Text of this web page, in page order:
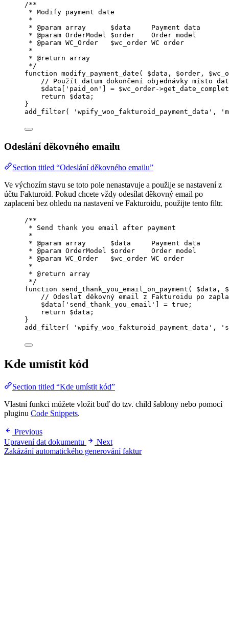
/**
* Modify payment date
*
* @param array
      $data     Payment data
* @param OrderModel $order    Order model
* @param WC_Order
   $wc_order WC order
*
* @return
array
*/
function modify_payment_date ( $data , $order ,
// Použít datum dokončení objednávky místo
$data
' paid_on ' = $wc_order->
return
$data ;
}
add_filter( ' wpify_woo_fakturoid_payment_data ' , '
Odeslání děkovného emailu
Section titled “Odeslání děkovného emailu”
Ve výchozím stavu se toto pole nenastavuje a použije se nastavení z
účtu Fakturoid. Pokud chcete vždy odesílat děkovný email po
zaplacení bez ohledu na nastavení ve Fakturoidu, použijte tento filtr.
/**
* Send thank you email after payment
*
* @param array
      $data     Payment data
* @param OrderModel
$order    Order model
* @param WC_Order
   $wc_order WC order
*
* @return
array
*/
function
send_thank_you_email_on_payment ( $data ,
// Odeslat děkovný email z Fakturoidu po
$data
' send_thank_you_email ' = true ;
return
$data ;
}
add_filter( ' wpify_woo_fakturoid_payment_data ' , '
Kde umístit kód
Section titled “Kde umístit kód”
Vlastní funkci můžete vložit buď do tzv. child šablony nebo pomocí
pluginu Code Snippets.
Previous
Upravení dat dokumentu
Next
Zakázání automatického generování faktur